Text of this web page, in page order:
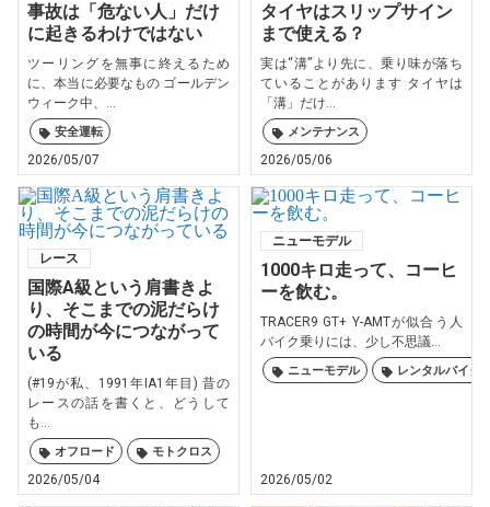
事故は「危ない人」だけ
に起きるわけではない
ツーリングを無事に終えるため
に、本当に必要なもの ゴールデン
ウィーク中、...
安全運転
2026/05/07
タイヤはスリップサイン
まで使える？
実は“溝”より先に、乗り味が落ち
ていることがあります タイヤは
「溝」だけ...
メンテナンス
2026/05/06
レース
国際A級という肩書きよ
り、そこまでの泥だらけ
の時間が今につながって
いる
(#19が私、1991年IA1年目) 昔の
レースの話を書くと、どうして
も...
オフロード モトクロス
2026/05/04
ニューモデル
1000キロ走って、コーヒ
ーを飲む。
TRACER9 GT+ Y-AMTが似合う人
バイク乗りには、少し不思議...
ニューモデル レンタルバイク
2026/05/02